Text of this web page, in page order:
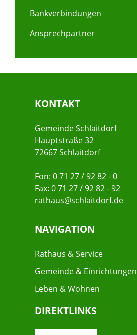
Bankverbindungen
Ansprechpartner
KONTAKT
Gemeinde Schlaitdorf
Hauptstraße 32
72667 Schlaitdorf
Fon: 0 71 27 / 92 82 - 0
Fax: 0 71 27 / 92 82 - 92
rathaus@schlaitdorf.de
NAVIGATION
Rathaus & Service
Gemeinde & Einrichtungen
Leben & Wohnen
DIREKTLINKS